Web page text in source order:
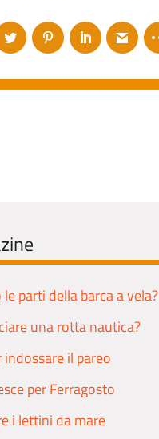
parti della barca a vela?
una rotta nautica?
il pareo
per Ferragosto
i lettini da mare